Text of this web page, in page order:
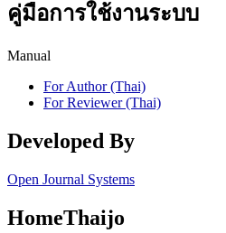
คู่มือการใช้งานระบบ
Manual
For Author (Thai)
For Reviewer (Thai)
Developed By
Open Journal Systems
HomeThaijo